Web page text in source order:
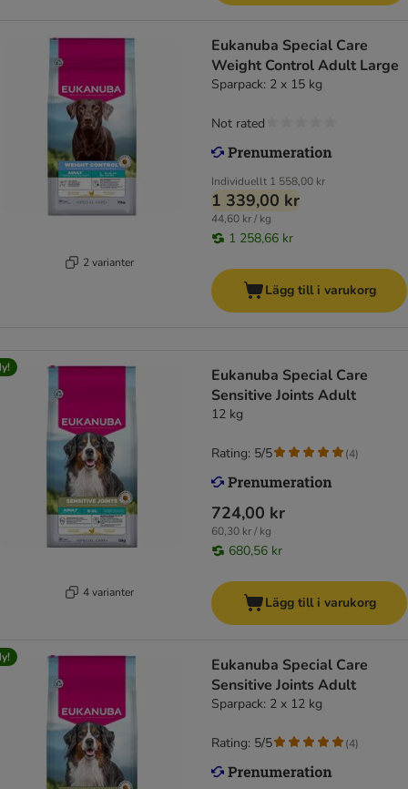
2 varianter
Eukanuba Special Care
Weight Control Adult Large
Sparpack: 2 x 15 kg
Individuellt 1 558,00 kr
1 339,00 kr
44,60 kr / kg
1 258,66 kr
Not rated
Lägg till i varukorg
4 varianter
Eukanuba Special Care
Sensitive Joints Adult
12 kg
724,00 kr
60,30 kr / kg
680,56 kr
Rating: 5/5 (4)
Lägg till i varukorg
Eukanuba Special Care
Sensitive Joints Adult
Sparpack: 2 x 12 kg
Rating: 5/5 (4)